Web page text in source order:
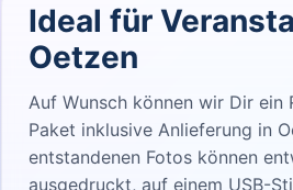
Ideal für
Oetzen
Auf Wunsch können wir Dir ein
Paket inklusive Anlieferung in
entstandenen Fotos können
ausgedruckt, auf einem USB-